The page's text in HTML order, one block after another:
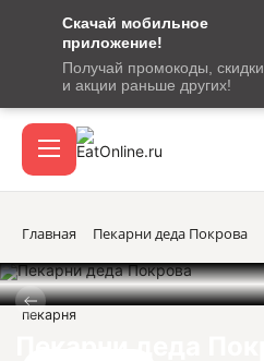
Скачай мобильное
приложение!
Получай промокоды, скидки
и акции раньше других!
сообщение
кодом
подтверждения
Вход / регистрация
Акции
Главная Пекарни деда Покрова
пекарня